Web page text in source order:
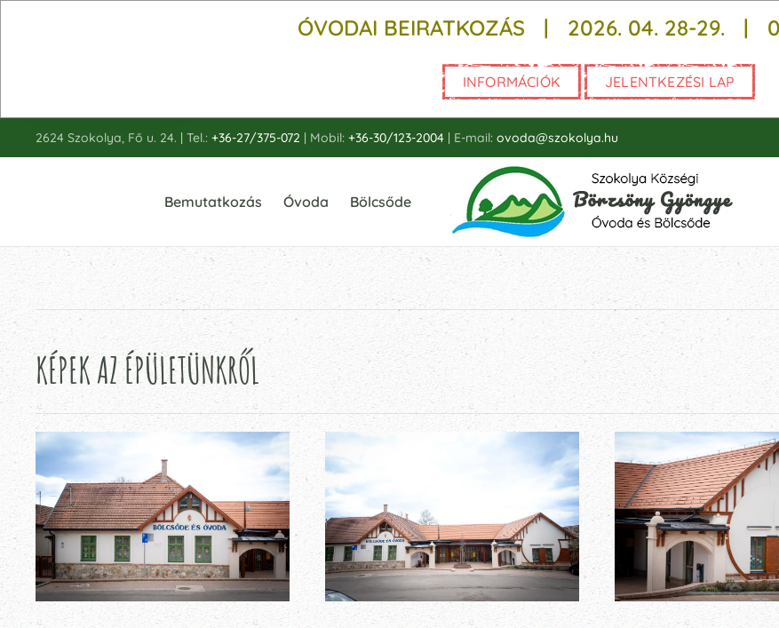
ÓVODAI BEIRATKOZÁS | 2026. 04. 28-29. |
INFORMÁCIÓK JELENTKEZÉSI LAP
2624 Szokolya, Fő u. 24. | Tel.: +36-27/375-072 | Mobil: +36-30/123-2004 | E-mail: ovoda@szokolya.hu
Bemutatkozás Óvoda Bölcsőde
KÉPEK AZ ÉPÜLETÜNKRŐL